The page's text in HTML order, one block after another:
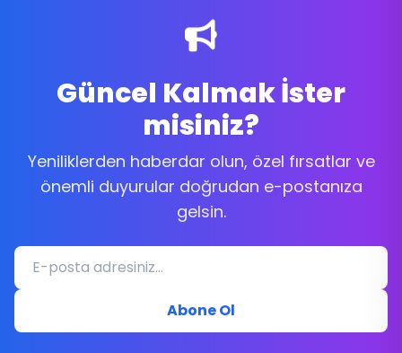
Güncel Kalmak İster
misiniz?
Yeniliklerden haberdar olun, özel fırsatlar ve
önemli duyurular doğrudan e-postanıza
gelsin.
Abone Ol